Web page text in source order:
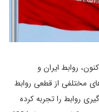
روابط ایران و
مختلفی از قطعی روابط
روابط را تجربه کرده